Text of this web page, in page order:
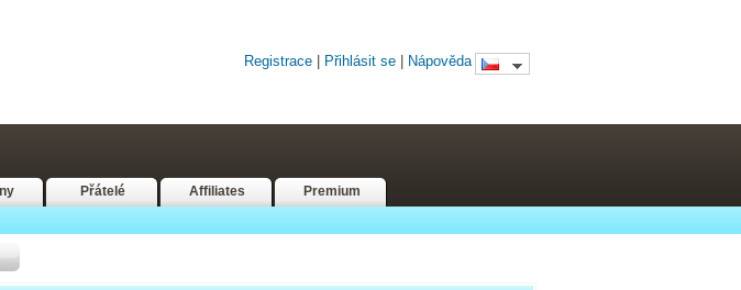
Registrace Přihlásit se Nápověda
Přátelé Affiliates Premium